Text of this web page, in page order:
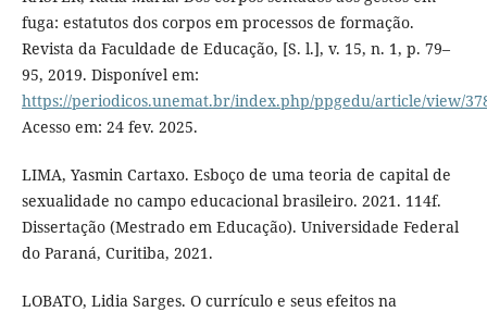
fuga: estatutos dos corpos em processos de formação.
Revista da Faculdade de Educação, [S. l.], v. 15, n. 1, p. 79–
95, 2019. Disponível em:
https://periodicos.unemat.br/index.php/ppgedu/article/view/
Acesso em: 24 fev. 2025.
LIMA, Yasmin Cartaxo. Esboço de uma teoria de capital de
sexualidade no campo educacional brasileiro. 2021. 114f.
Dissertação (Mestrado em Educação). Universidade Federal
do Paraná, Curitiba, 2021.
LOBATO, Lidia Sarges. O currículo e seus efeitos na